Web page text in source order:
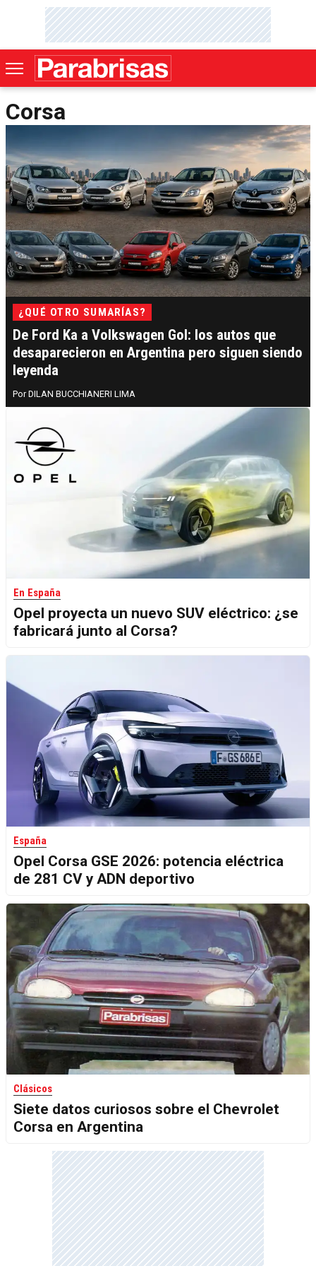
Corsa
¿QUÉ OTRO SUMARÍAS?
De Ford Ka a Volkswagen Gol: los autos que
desaparecieron en Argentina pero siguen siendo
leyenda
DILAN BUCCHIANERI LIMA
En España
Opel proyecta un nuevo SUV eléctrico: ¿se
fabricará junto al Corsa?
España
Opel Corsa GSE 2026: potencia eléctrica
de 281 CV y ADN deportivo
Clásicos
Siete datos curiosos sobre el Chevrolet
Corsa en Argentina